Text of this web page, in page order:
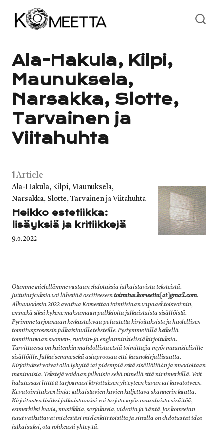
Ala-Hakula, Kilpi,
Maunuksela,
Narsakka, Slotte,
Tarvainen ja
Viitahuhta
1Article
Category
Ala-Hakula, Kilpi, Maunuksela,
Narsakka, Slotte, Tarvainen ja Viitahuhta
Heikko estetiikka:
lisäyksiä ja kritiikkejä
Published
9.6.2022
Otamme mielellämme vastaan ehdotuksia julkaistavista teksteistä.
Juttutarjouksia voi lähettää osoitteeseentoimitus.komeetta[at]gmail.com.
Alkuvuodesta 2022 avattua Komeettaa toimitetaan vapaaehtoisvoimin,
emmekä siksi kykene maksamaan palkkioita julkaistuista sisällöistä.
Pyrimme tarjoamaan keskustelevaa palautetta kirjoituksista ja huolellisen
toimitusprosessin julkaistaville teksteille. Pystymme tällä hetkellä
toimittamaan suomen-, ruotsin- ja englanninkielisiä kirjoituksia.
Tarvittaessa on kuitenkin mahdollista etsiä toimittajia myös muunkielisille
sisällöille. Julkaisemme sekä asiaproosaa että kaunokirjallisuutta.
Kirjoitukset voivat olla lyhyitä tai pidempiä sekä sisällöltään ja muodoltaan
moninaisia. Tekstejä voidaan julkaista sekä nimellä että nimimerkillä. Voit
halutessasi liittää tarjoamasi kirjoituksen yhteyteen kuvan tai kuvatoiveen.
Kuvatoimituksen linja: julkaistavien kuvien kuljettava skannerin kautta.
Kirjoitusten lisäksi julkaistavaksi voi tarjota myös muunlaista sisältöä,
esimerkiksi kuvia, musiikkia, sarjakuvia, videoita ja ääntä. Jos komeetan
jutut vaikuttavat mielestäsi mielenkiintoisilta ja sinulla on ehdotus tai idea
julkaisuksi, ota rohkeasti yhteyttä.